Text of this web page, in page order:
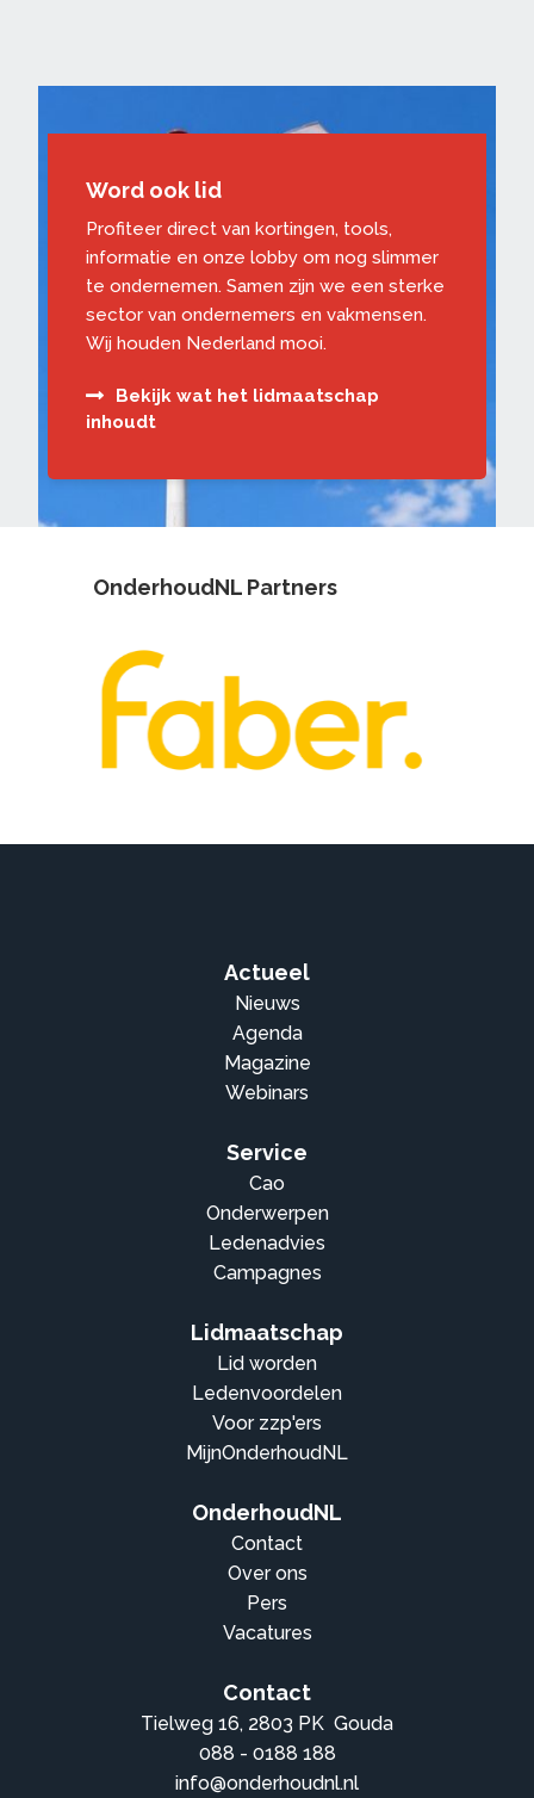
Word ook lid
Profiteer direct van kortingen, tools,
informatie en onze lobby om nog slimmer
te ondernemen. Samen zijn we een sterke
sector van ondernemers en vakmensen.
Wij houden Nederland mooi.
Bekijk wat het lidmaatschap
inhoudt
OnderhoudNL Partners
Actueel
Nieuws
Agenda
Magazine
Webinars
Service
Cao
Onderwerpen
Ledenadvies
Campagnes
Lidmaatschap
Lid worden
Ledenvoordelen
Voor zzp'ers
MijnOnderhoudNL
OnderhoudNL
Contact
Over ons
Pers
Vacatures
Contact
Tielweg 16, 2803 PK Gouda
088 - 0188 188
info@onderhoudnl.nl